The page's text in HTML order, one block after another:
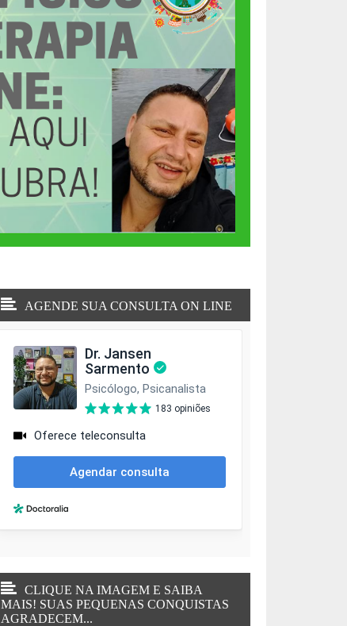
AGENDE SUA CONSULTA ON LINE
CLIQUE NA IMAGEM E SAIBA
MAIS! SUAS PEQUENAS CONQUISTAS
AGRADECEM...